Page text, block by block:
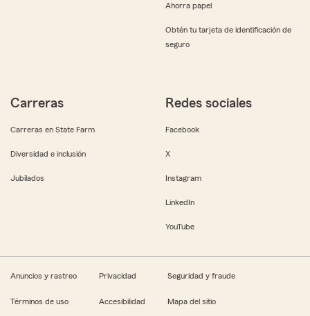
Ahorra papel
Obtén tu tarjeta de identificación de
seguro
Carreras
Carreras en State Farm
Diversidad e inclusión
Jubilados
Redes sociales
Facebook
X
Instagram
LinkedIn
YouTube
Anuncios y rastreo Privacidad Seguridad y fraude
Términos de uso Accesibilidad Mapa del sitio